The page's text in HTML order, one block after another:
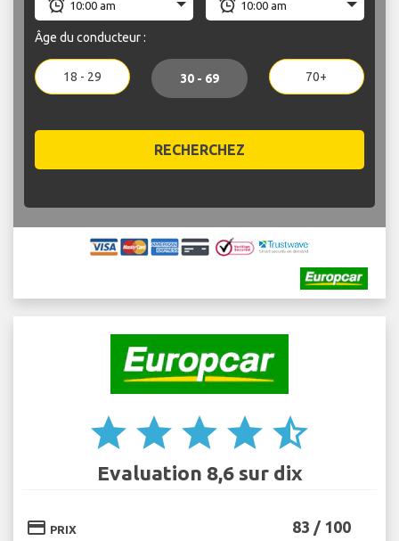
Âge du conducteur :
18 - 29 30 - 69 70+
RECHERCHEZ
star star star star star_half
Evaluation 8,6 sur dix
credit_card PRIX 83 / 100